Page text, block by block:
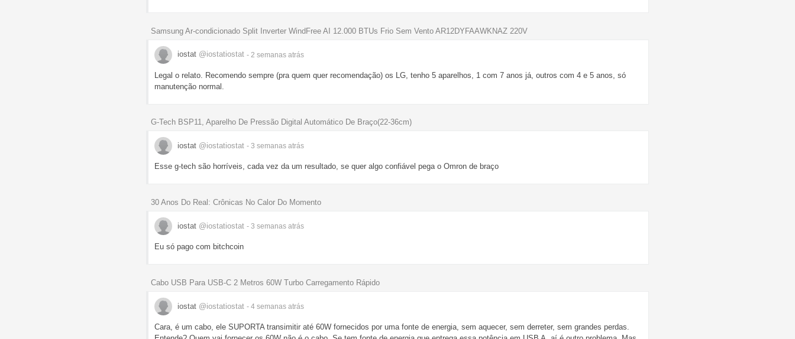
Samsung Ar-condicionado Split Inverter WindFree AI 12.000 BTUs Frio Sem Vento AR12DYFAAWKNAZ 220V
iostat @iostatiostat - 2 semanas atrás
Legal o relato. Recomendo sempre (pra quem quer recomendação) os LG, tenho 5 aparelhos, 1 com 7 anos já, outros com 4 e 5 anos, só
manutenção normal.
G-Tech BSP11, Aparelho De Pressão Digital Automático De Braço(22-36cm)
iostat @iostatiostat - 3 semanas atrás
Esse g-tech são horríveis, cada vez da um resultado, se quer algo confiável pega o Omron de braço
30 Anos Do Real: Crônicas No Calor Do Momento
iostat @iostatiostat - 3 semanas atrás
Eu só pago com bitchcoin
Cabo USB Para USB-C 2 Metros 60W Turbo Carregamento Rápido
iostat @iostatiostat - 4 semanas atrás
Cara, é um cabo, ele SUPORTA transimitir até 60W fornecidos por uma fonte de energia, sem aquecer, sem derreter, sem grandes perdas.